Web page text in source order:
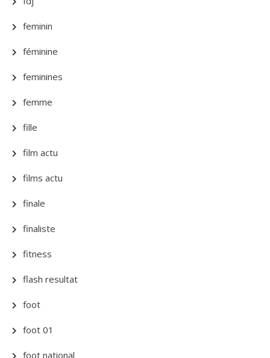
feminin
féminine
feminines
femme
fille
film actu
films actu
finale
finaliste
fitness
flash resultat
foot
foot 01
foot national